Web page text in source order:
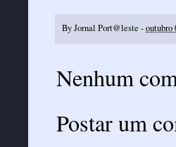
ByJornal Port@leste -outubro
Nenhum
Postar um